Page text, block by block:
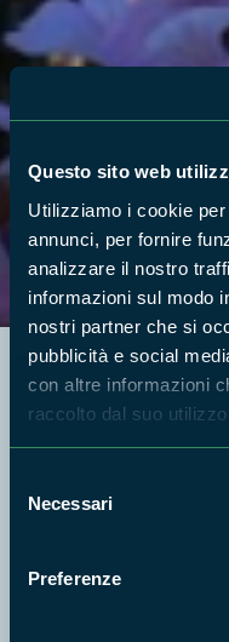
Questo sito web
Utilizziamo i cookie
annunci, per fornire
analizzare il nostro
informazioni sul modo
nostri partner che si
pubblicità e social
con altre informazioni
raccolto dal suo
delNecessari
Preferenze